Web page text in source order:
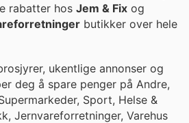
rabatter hos Jem & Fix og
butikker over hele
ukentlige annonser og
deg å spare penger på Andre,
Sport, Helse &
Jernvareforretninger, Varehus